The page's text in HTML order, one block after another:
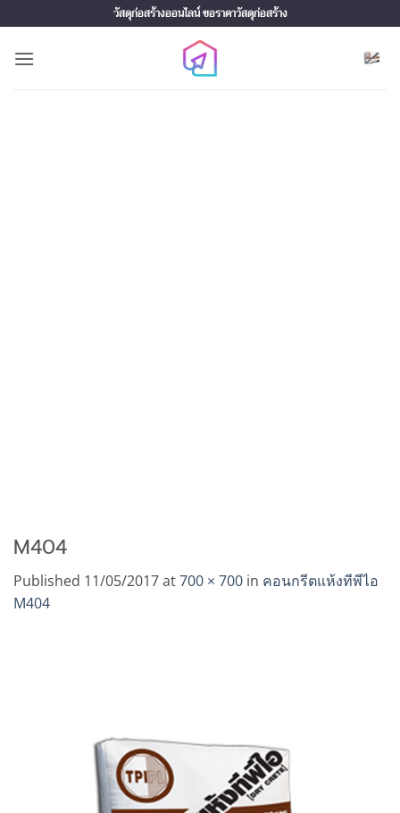
to
content
วัสดุก่อสร้างออนไลน์ ขอราคาวัสดุก่อสร้าง
M404
Published 11/05/2017at700 × 700 in คอนกรีตแห้งทีพีไอ
M404